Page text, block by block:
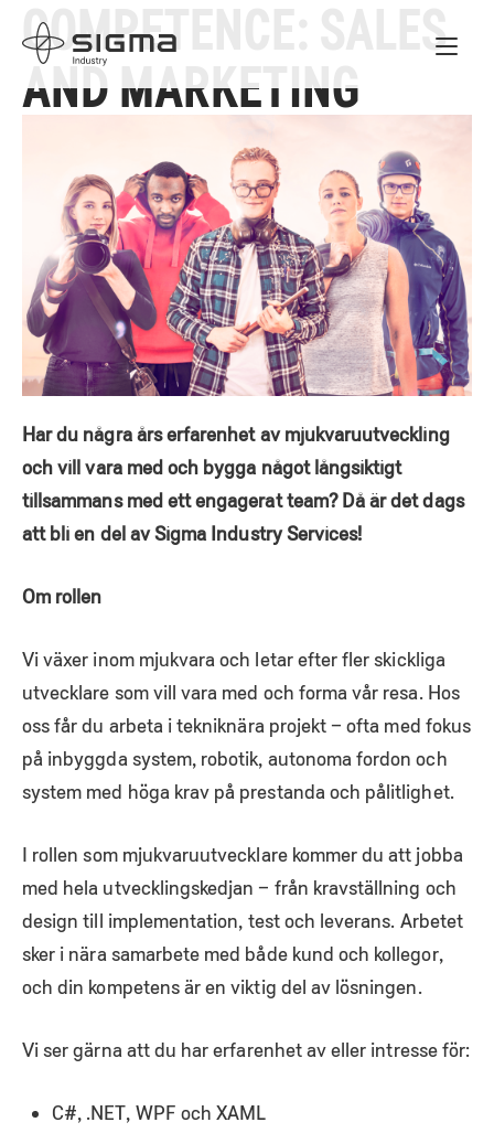
Home
COMPETENCE:
SALES
AND MARKETING
Har du några års erfarenhet av mjukvaruutveckling
och vill vara med och bygga något långsiktigt
tillsammans med ett engagerat team? Då är det dags
att bli en del av Sigma Industry Services!
Om rollen
Vi växer inom mjukvara och letar efter fler skickliga
utvecklare som vill vara med och forma vår resa. Hos
oss får du arbeta i tekniknära projekt – ofta med fokus
på inbyggda system, robotik, autonoma fordon och
system med höga krav på prestanda och pålitlighet.
I rollen som mjukvaruutvecklare kommer du att jobba
med hela utvecklingskedjan – från kravställning och
design till implementation, test och leverans. Arbetet
sker i nära samarbete med både kund och kollegor,
och din kompetens är en viktig del av lösningen.
Vi ser gärna att du har erfarenhet av eller intresse för:
C#, .NET, WPF och XAML